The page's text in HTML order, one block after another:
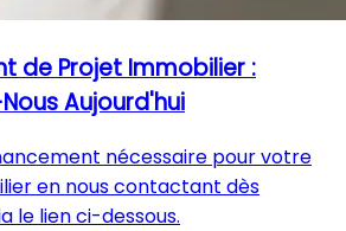
de Projet Immobilier :
Aujourd'hui
nécessaire pour votre
en nous contactant dès
le lien ci-dessous.